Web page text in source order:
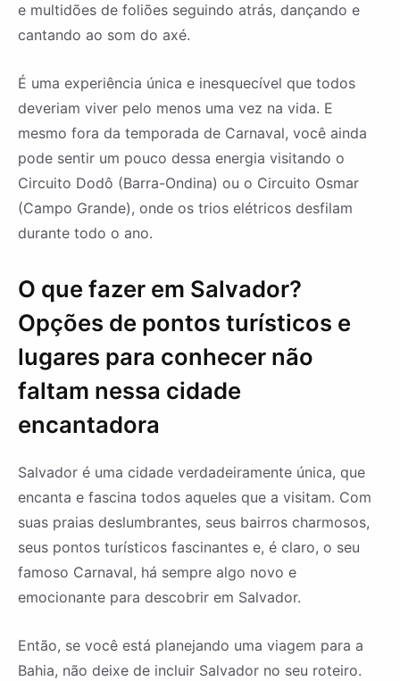
e multidões de foliões seguindo atrás, dançando e
cantando ao som do axé.
É uma experiência única e inesquecível que todos
deveriam viver pelo menos uma vez na vida. E
mesmo fora da temporada de Carnaval, você ainda
pode sentir um pouco dessa energia visitando o
Circuito Dodô (Barra-Ondina) ou o Circuito Osmar
(Campo Grande), onde os trios elétricos desfilam
durante todo o ano.
O que fazer em Salvador?
Opções de pontos turísticos e
lugares para conhecer não
faltam nessa cidade
encantadora
Salvador é uma cidade verdadeiramente única, que
encanta e fascina todos aqueles que a visitam. Com
suas praias deslumbrantes, seus bairros charmosos,
seus pontos turísticos fascinantes e, é claro, o seu
famoso Carnaval, há sempre algo novo e
emocionante para descobrir em Salvador.
Então, se você está planejando uma viagem para a
Bahia, não deixe de incluir Salvador no seu roteiro.